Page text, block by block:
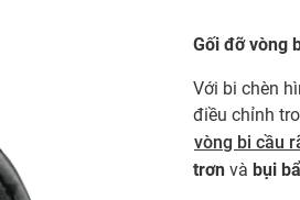
Gối đỡ vòng
Với bi chèn
điều chỉnh
vòng bi cầu
trơn và bụi